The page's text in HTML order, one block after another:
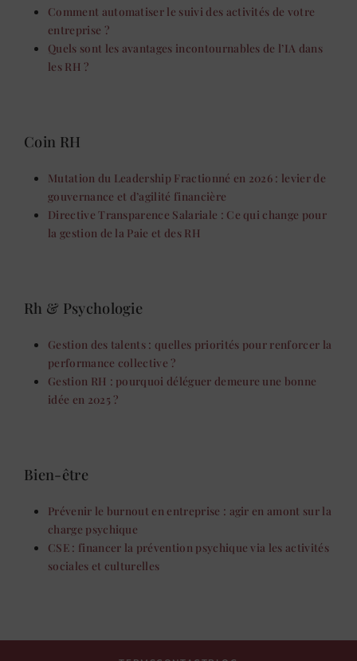
Comment automatiser le suivi des activités de votre
entreprise ?
Quels sont les avantages incontournables de l’IA dans
les RH ?
Coin RH
Mutation du Leadership Fractionné en 2026 : levier de
gouvernance et d’agilité financière
Directive Transparence Salariale : Ce qui change pour
la gestion de la Paie et des RH
Rh & Psychologie
Gestion des talents : quelles priorités pour renforcer la
performance collective ?
Gestion RH : pourquoi déléguer demeure une bonne
idée en 2025 ?
Bien-être
Prévenir le burnout en entreprise : agir en amont sur la
charge psychique
CSE : financer la prévention psychique via les activités
sociales et culturelles